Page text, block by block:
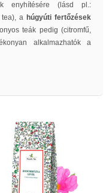
enyhítésére (lásd pl.:
tea), a húgyúti fertőzések
teák pedig (citromfű,
alkalmazhatók a